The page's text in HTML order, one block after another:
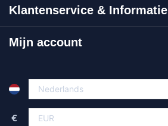
Klantenservice & Informatie
Mijn account
€